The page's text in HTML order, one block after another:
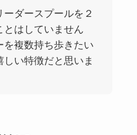
ーダースプールを２
とはしていません
を複数持ち歩きたい
しい特徴だと思いま